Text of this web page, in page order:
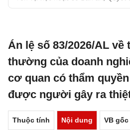
Án lệ số 83/2026/AL về
thường của doanh
cơ quan có thẩm
được người gây ra
Thuộc tính Nội dung VB gốc